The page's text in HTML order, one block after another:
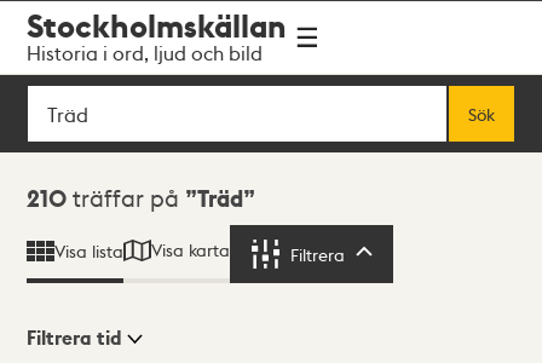
navigationen
huvudinnehållet
Stockholmskällan
Historia i ord, ljud och bild
Sök
Sök
Sökresultat
210 träffar på Träd
Visa lista Visa karta Filtrera
Filtrera tid